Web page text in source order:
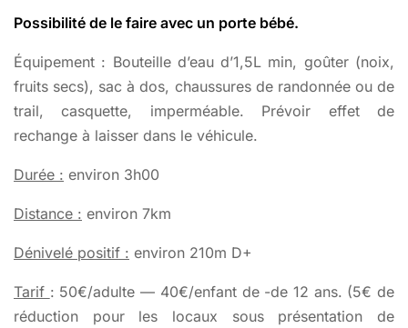
Possibilité de le faire avec un porte bébé.
Équipement : Bouteille d’eau d’1,5L min, goûter (noix,
fruits secs), sac à dos, chaussures de randonnée ou de
trail, casquette, imperméable. Prévoir effet de
rechange à laisser dans le véhicule.
Durée : environ 3h00
Distance : environ 7km
Dénivelé positif : environ 210m D+
Tarif : 50€/adulte — 40€/enfant de -de 12 ans. (5€ de
réduction pour les locaux sous présentation de